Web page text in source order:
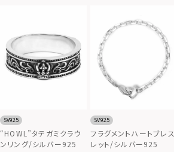
SV925
“HOWL”タテガミクラウ
ンリング/シルバー925
SV925
フラグメントハートブレス
レット/シルバー925